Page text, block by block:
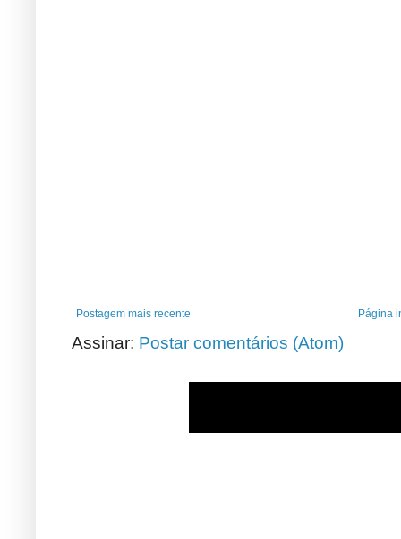
Postagem mais recente Página
Assinar: Postar comentários (Atom)